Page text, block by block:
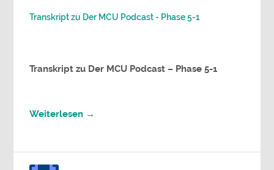
Transkript zu Der MCU Podcast - Phase 5-1
Transkript zu Der MCU Podcast – Phase 5-1
Weiterlesen →